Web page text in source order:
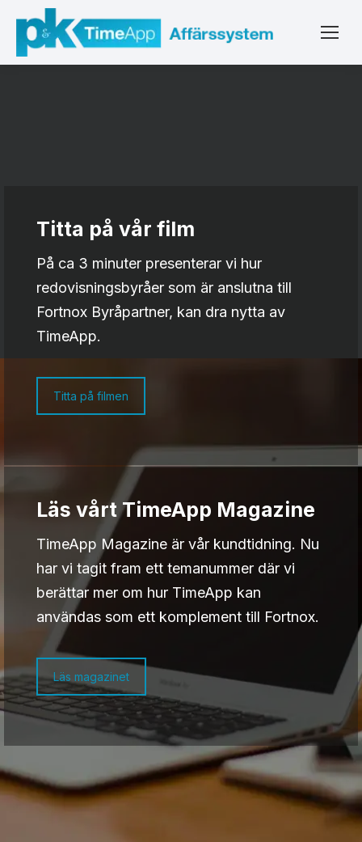
Titta på vår film
På ca 3 minuter presenterar vi hur
redovisningsbyråer som är anslutna till
Fortnox Byråpartner, kan dra nytta av
TimeApp.
Titta på filmen
Läs vårt TimeApp Magazine
TimeApp Magazine är vår kundtidning. Nu
har vi tagit fram ett temanummer där vi
berättar mer om hur TimeApp kan
användas som ett komplement till Fortnox.
Läs magazinet